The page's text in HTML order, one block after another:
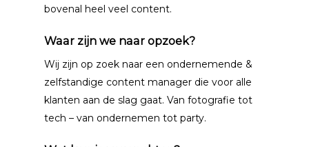
bovenal heel veel content.
Waar zijn we naar opzoek?
Wij zijn op zoek naar een ondernemende &
zelfstandige content manager die voor alle
klanten aan de slag gaat. Van fotografie tot
tech – van ondernemen tot party.
Over ons
Brands
Adverteren